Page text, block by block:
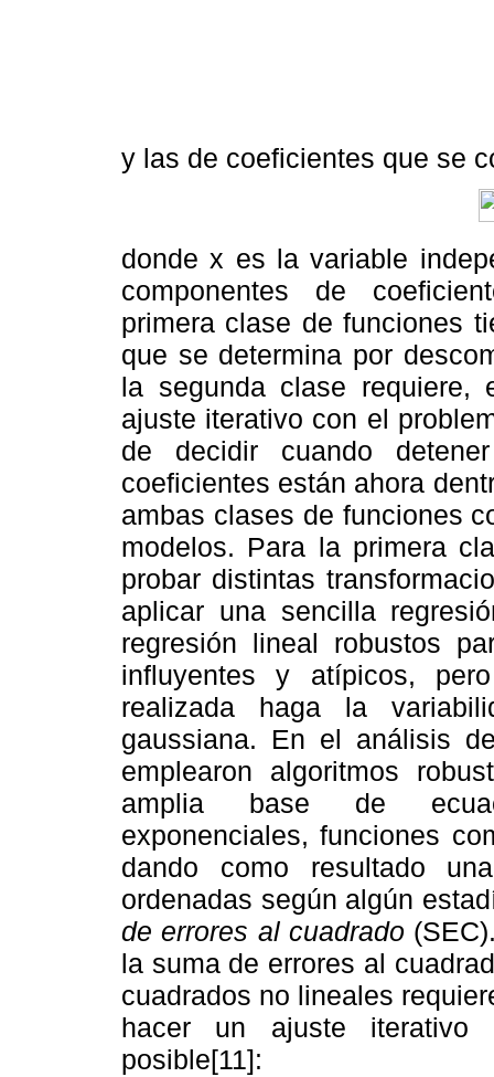
y las de coeficientes que se
donde x es la variable
componentes de
primera clase de funciones
que se determina por
la segunda clase requiere,
ajuste iterativo con el
de decidir cuando
coeficientes están ahora
ambas clases de funciones
modelos. Para la primera
probar distintas
aplicar una sencilla
regresión lineal robustos
influyentes y atípicos,
realizada haga la
gaussiana. En el análisis
emplearon algoritmos
amplia base de
exponenciales, funciones
dando como resultado
ordenadas según algún
de errores al cuadrado
la suma de errores al
cuadrados no lineales
hacer un ajuste iterativo
posible[11]: